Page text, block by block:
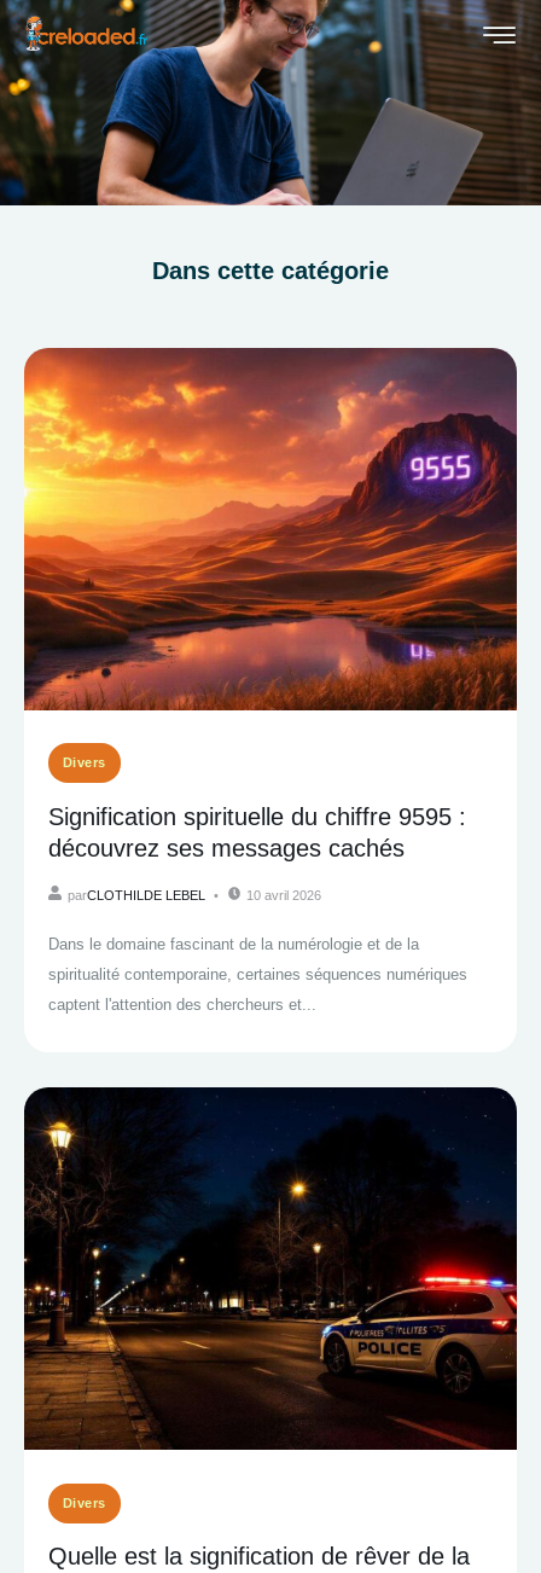
Dans cette catégorie
Divers
Signification spirituelle du chiffre 9595 :
découvrez ses messages cachés
parCLOTHILDE LEBEL 10 avril 2026
Dans le domaine fascinant de la numérologie et de la
spiritualité contemporaine, certaines séquences numériques
captent l'attention des chercheurs et...
Divers
Quelle est la signification de rêver de la